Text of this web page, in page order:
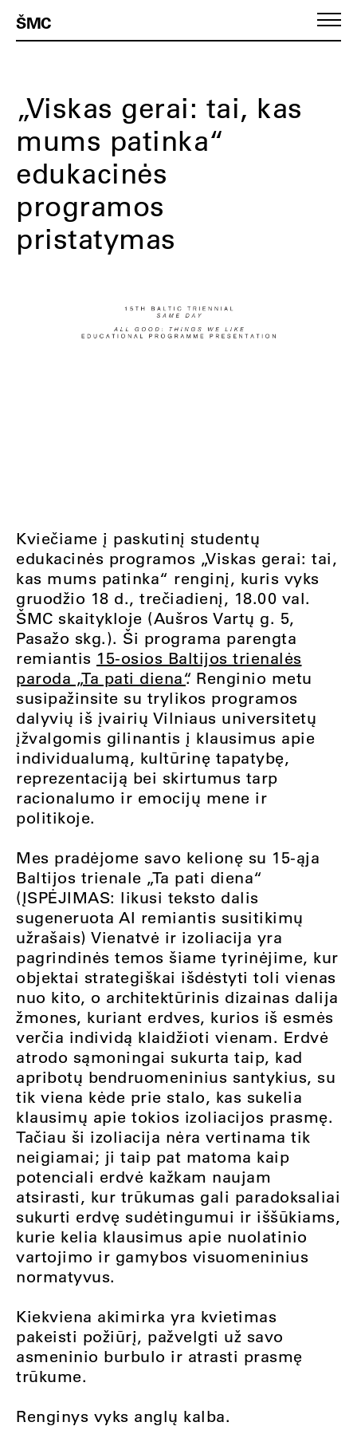
ŠMC
„Viskas gerai: tai, kas
mums patinka“
edukacinės
programos
pristatymas
Kviečiame į paskutinį studentų
edukacinės programos „Viskas gerai: tai,
kas mums patinka“ renginį, kuris vyks
gruodžio 18 d., trečiadienį, 18.00 val.
ŠMC skaitykloje (Aušros Vartų g. 5,
Pasažo skg.). Ši programa parengta
remiantis 15-osios Baltijos trienalės
paroda „Ta pati diena“. Renginio metu
susipažinsite su trylikos programos
dalyvių iš įvairių Vilniaus universitetų
įžvalgomis gilinantis į klausimus apie
individualumą, kultūrinę tapatybę,
reprezentaciją bei skirtumus tarp
racionalumo ir emocijų mene ir
politikoje.
Mes pradėjome savo kelionę su 15-ąja
Baltijos trienale „Ta pati diena“
(ĮSPĖJIMAS: likusi teksto dalis
sugeneruota AI remiantis susitikimų
užrašais) Vienatvė ir izoliacija yra
pagrindinės temos šiame tyrinėjime, kur
objektai strategiškai išdėstyti toli vienas
nuo kito, o architektūrinis dizainas dalija
žmones, kuriant erdves, kurios iš esmės
verčia individą klaidžioti vienam. Erdvė
atrodo sąmoningai sukurta taip, kad
apribotų bendruomeninius santykius, su
tik viena kėde prie stalo, kas sukelia
klausimų apie tokios izoliacijos prasmę.
Tačiau ši izoliacija nėra vertinama tik
neigiamai; ji taip pat matoma kaip
potenciali erdvė kažkam naujam
atsirasti, kur trūkumas gali paradoksaliai
sukurti erdvę sudėtingumui ir iššūkiams,
kurie kelia klausimus apie nuolatinio
vartojimo ir gamybos visuomeninius
normatyvus.
Kiekviena akimirka yra kvietimas
pakeisti požiūrį, pažvelgti už savo
asmeninio burbulo ir atrasti prasmę
trūkume.
Renginys vyks anglų kalba.